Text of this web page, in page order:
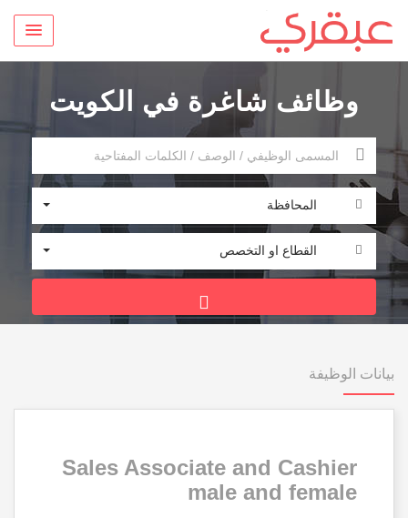
وظائف شاغرة في الكويت
المحافظة
القطاع او التخصص
بيانات الوظيفة
Sales Associate and Cashier
male and female